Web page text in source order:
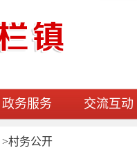
政务服务 交流互动
>村务公开